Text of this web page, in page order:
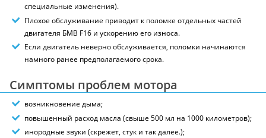
специальные изменения).
Плохое обслуживание приводит к поломке отдельных частей
двигателя БМВ F16 и ускорению его износа.
Если двигатель неверно обслуживается, поломки начинаются
намного ранее предполагаемого срока.
Симптомы проблем мотора
возникновение дыма;
повышенный расход масла (свыше 500 мл на 1000 километров);
инородные звуки (скрежет, стук и так далее.);